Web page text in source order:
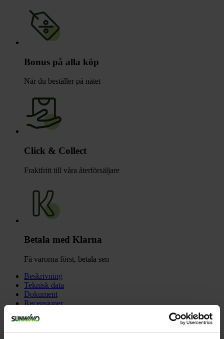
Bonus på alla köp
När du beställer på nätet
Click & Collect
Fraktfritt till våra återförsäljare
Betala med Klarna
Få varorna först, betala sen
Beskrivning
Teknisk data
Dokument
Recensioner
Liknande produkter
Frågor och svar